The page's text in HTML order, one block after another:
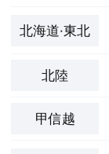
北海道·東北
北陸
甲信越